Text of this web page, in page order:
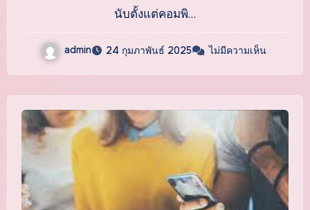
นับตั้งแต่คอมพิ…
admin 24 กุมภาพันธ์ 2025 ไม่มีความเห็น